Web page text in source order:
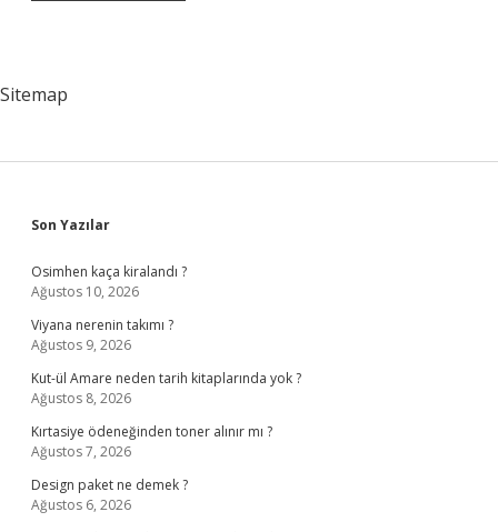
Sitemap
Sidebar
Son Yazılar
Osimhen kaça kiralandı ?
Ağustos 10, 2026
Viyana nerenin takımı ?
Ağustos 9, 2026
Kut-ül Amare neden tarih kitaplarında yok ?
Ağustos 8, 2026
Kırtasiye ödeneğinden toner alınır mı ?
Ağustos 7, 2026
Design paket ne demek ?
Ağustos 6, 2026